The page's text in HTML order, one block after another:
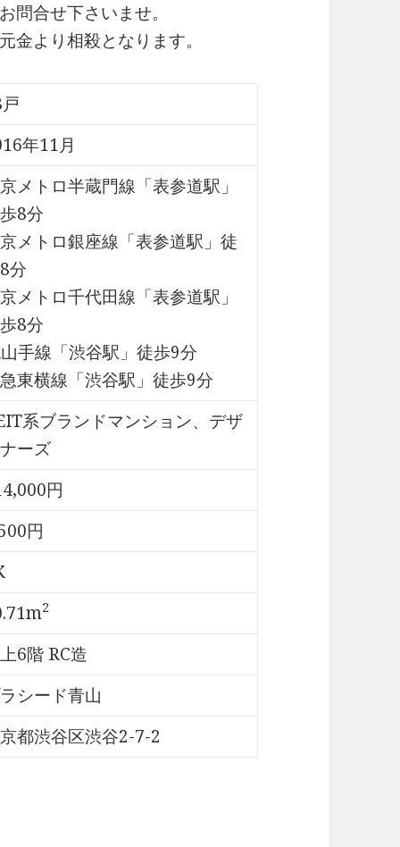
合せ下さいませ。
より相殺となります。
年11月
メトロ半蔵門線「表参道駅」
8分
メトロ銀座線「表参道駅」徒
分
メトロ千代田線「表参道駅」
8分
手線「渋谷駅」徒歩9分
東横線「渋谷駅」徒歩9分
系ブランドマンション、デザ
ーズ
円
円
2
6階 RC造
シード青山
都渋谷区渋谷2-7-2